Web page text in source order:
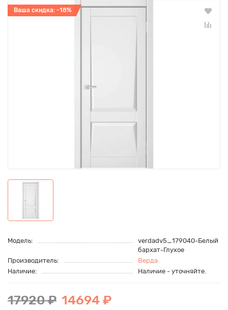
Ваша скидка: -18%
Модель:
verdadv5_179040-Белый
бархат-Глухое
Производитель:
Верда
Наличие:
Наличие - уточняйте.
17920 ₽ 14694 ₽